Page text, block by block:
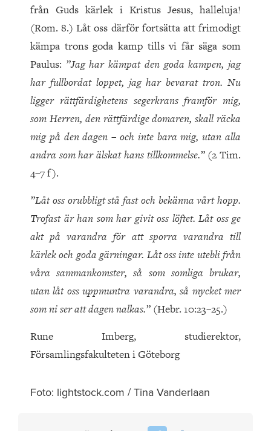
från Guds kärlek i Kristus Jesus, halleluja!
(Rom. 8.) Låt oss därför fortsätta att frimodigt
kämpa trons goda kamp tills vi får säga som
Paulus: ”Jag har kämpat den goda kampen, jag
har fullbordat loppet, jag har bevarat tron. Nu
ligger rättfärdighetens segerkrans framför mig,
som Herren, den rättfärdige domaren, skall räcka
mig på den dagen – och inte bara mig, utan alla
andra som har älskat hans tillkommelse.”(2 Tim.
4–7 f).
”Låt oss orubbligt stå fast och bekänna vårt hopp.
Trofast är han som har givit oss löftet. Låt oss ge
akt på varandra för att sporra varandra till
kärlek och goda gärningar. Låt oss inte utebli från
våra sammankomster, så som somliga brukar,
utan låt oss uppmuntra varandra, så mycket mer
som ni ser att dagen nalkas.” (Hebr. 10:23–25.)
Rune Imberg, studierektor,
Församlingsfakulteten i Göteborg
Foto: lightstock.com / Tina Vanderlaan